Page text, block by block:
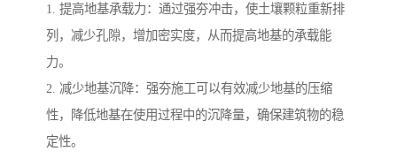
1. 提高地基承载力：通过强夯冲击，使土壤颗粒重新排
列，减少孔隙，增加密实度，从而提高地基的承载能
力。
2. 减少地基沉降：强夯施工可以有效减少地基的压缩
性，降低地基在使用过程中的沉降量，确保建筑物的稳
定性。